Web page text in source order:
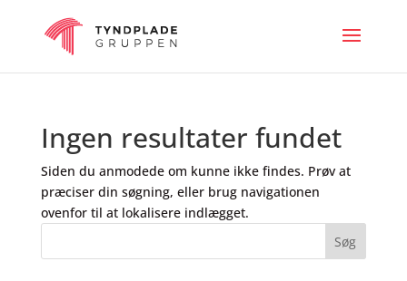
Ingen resultater fundet
Siden du anmodede om kunne ikke findes. Prøv at
præciser din søgning, eller brug navigationen
ovenfor til at lokalisere indlægget.
Søg